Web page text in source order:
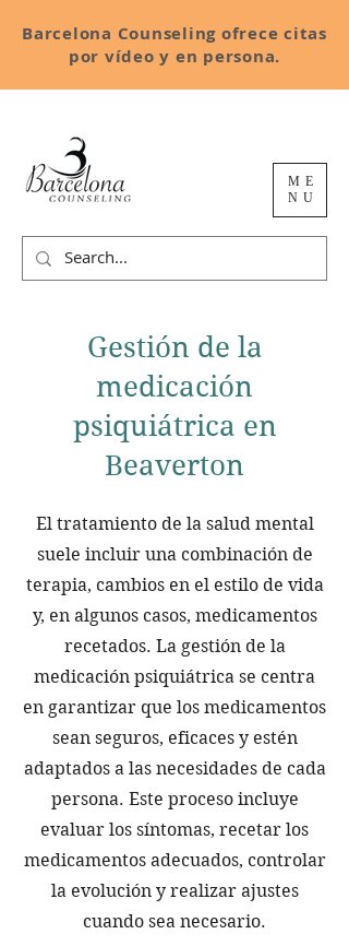
ME
NU
Barcelona Counseling ofrece citas
por vídeo y en persona.
Gestión de la
medicación
psiquiátrica en
Beaverton
El tratamiento de la salud mental
suele incluir una combinación de
terapia, cambios en el estilo de vida
y, en algunos casos, medicamentos
recetados. La gestión de la
medicación psiquiátrica se centra
en garantizar que los medicamentos
sean seguros, eficaces y estén
adaptados a las necesidades de cada
persona. Este proceso incluye
evaluar los síntomas, recetar los
medicamentos adecuados, controlar
la evolución y realizar ajustes
cuando sea necesario.